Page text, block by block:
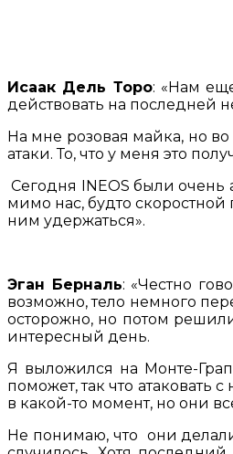
Исаак Дель Торо: «Нам
действовать на последней
На мне розовая майка, но
атаки. То, что у меня это
Сегодня INEOS были очень
мимо нас, будто скоростной
ним удержаться».
Эган Берналь: «Честно
возможно, тело немного
осторожно, но потом
интересный день.
Я выложился на Монте-
поможет, так что атаковать
в какой-то момент, но они
Не понимаю, что они